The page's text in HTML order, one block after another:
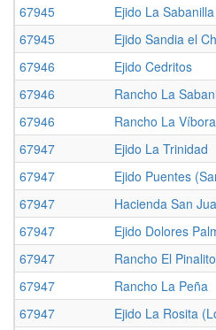
67945
Ejido La Sabanilla
67945
Ejido Sandia el
67946
Ejido Cedritos
67946
Rancho La
67946
Rancho La Víbora
67947
Ejido La Trinidad
67947
Ejido Puentes
67947
Hacienda San
67947
Ejido Dolores
67947
Rancho El Pinalito
67947
Rancho La Peña
67947
Ejido La Rosita